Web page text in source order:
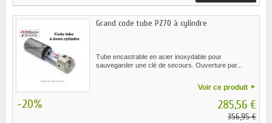
Grand code tube PZ70 à cylindre
Tube encastrable en acier inoxydable pour
sauvegarder une clé de secours. Ouverture par...
Voir ce produit
-20% 285,56 €
356,95 €